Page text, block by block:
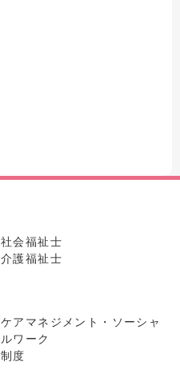
社会福祉士
介護福祉士
ケアマネジメント・ソーシャ
ルワーク
制度